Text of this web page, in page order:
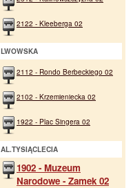
2122 - Kleeberga 02
LWOWSKA
2112 - Rondo Berbeckiego 02
2102 - Krzemieniecka 02
1922 - Plac Singera 02
AL.TYSIĄCLECIA
1902 - Muzeum
Narodowe - Zamek 02